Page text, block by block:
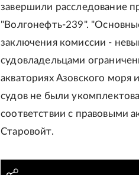
завершили расследование
"Волгонефть-239".
заключения комиссии -
судовладельцами
акваториях Азовского моря
судов не были
соответствии с правовыми
Старовойт.